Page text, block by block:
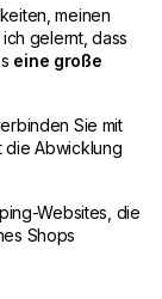
meinen
gelernt, dass
eine große
Sie mit
die Abwicklung
Websites, die
Shops